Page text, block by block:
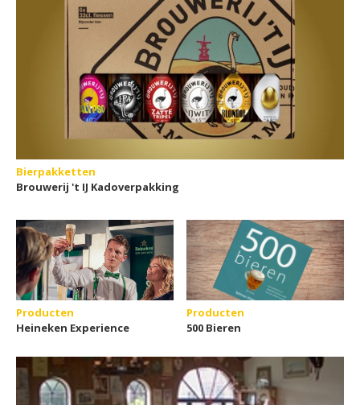
Bierpakketten
Brouwerij 't IJ Kadoverpakking
Producten
Heineken Experience
Producten
500 Bieren